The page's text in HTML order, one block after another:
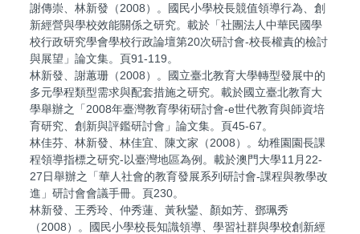
謝傳崇、林新發（2008）。國民小學校長競值領導行為、創
新經營與學校效能關係之研究。載於「社團法人中華民國學
校行政研究學會學校行政論壇第20次研討會-校長權責的檢討
與展望」論文集。頁91-119。
林新發、謝蕙珊（2008）。國立臺北教育大學轉型發展中的
多元學程類型需求與配套措施之研究。載於國立臺北教育大
學舉辦之「2008年臺灣教育學術研討會-e世代教育與師資培
育研究、創新與評鑑研討會」論文集。頁45-67。
林佳芬、林新發、林佳宜、陳文家（2008）。幼稚園園長課
程領導指標之研究-以臺灣地區為例。載於澳門大學11月22-
27日舉辦之「華人社會的教育發展系列研討會-課程與教學改
進」研討會會議手冊。頁230。
林新發、王秀玲、仲秀蓮、黃秋鑾、顏如芳、鄧珮秀
（2008）。國民小學校長知識領導、學習社群與學校創新經